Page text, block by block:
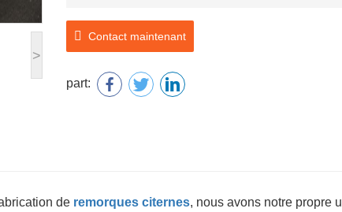
>
Contact maintenant
part:
de remorques citernes, nous avons notre propre